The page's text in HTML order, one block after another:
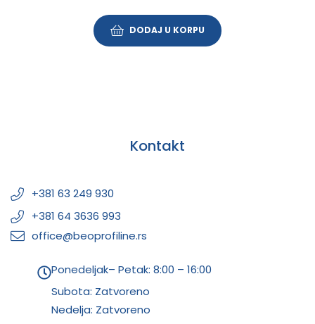
DODAJ U KORPU
Kontakt
+381 63 249 930
+381 64 3636 993
office@beoprofiline.rs
Ponedeljak– Petak: 8:00 – 16:00
Subota: Zatvoreno
Nedelja: Zatvoreno